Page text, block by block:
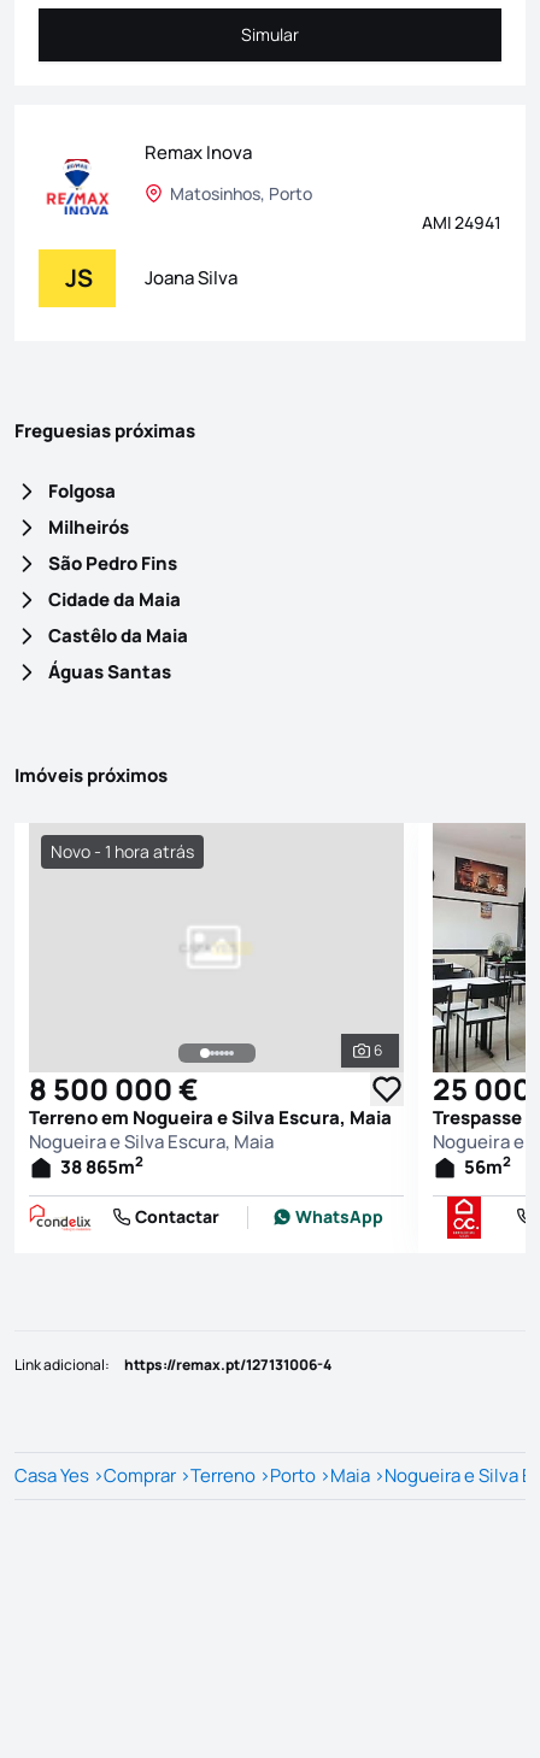
Simular
Simular
Remax Inova
Matosinhos, Porto
AMI 24941
JS Joana Silva
Freguesias próximas
Folgosa
Milheirós
São Pedro Fins
Cidade da Maia
Castêlo da Maia
Águas Santas
Imóveis próximos
Ver todas as
6
Novo - 1 hora atrás
8 500 000 €
Terreno em Nogueira e Silva Escura, Maia
Nogueira e Silva Escura, Maia
38 865m2
Contactar WhatsApp
25 000
Nogueira e
56m2
Link adicional: https://remax.pt/127131006-4
Casa Yes >Comprar >Terreno >Porto >Maia >Nogueira e Silva